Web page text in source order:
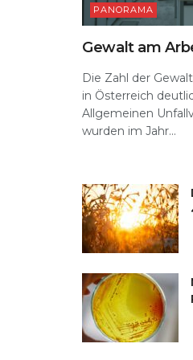
PANORAMA
Gewalt am
Die Zahl der
in Österreich
Allgemeinen
wurden im Jahr...